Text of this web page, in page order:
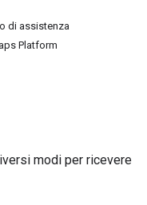
di assistenza
Platform
modi per ricevere